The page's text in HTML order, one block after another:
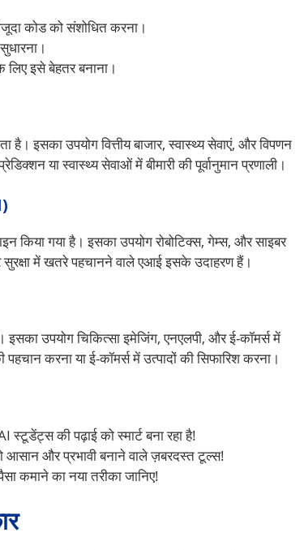
कोड को संशोधित करना।
लिए इसे बेहतर बनाना।
है। इसका उपयोग वित्तीय बाजार, स्वास्थ्य सेवाएं, और विपणन
या स्वास्थ्य सेवाओं में बीमारी की पूर्वानुमान प्रणाली।
गया है। इसका उपयोग रोबोटिक्स, गेम्स, और साइबर
में खतरे पहचानने वाले एआई इसके उदाहरण हैं।
उपयोग चिकित्सा इमेजिंग, एनएलपी, और ई-कॉमर्स में
करना या ई-कॉमर्स में उत्पादों की सिफारिश करना।
की पढ़ाई को स्मार्ट बना रहा है!
आसान और प्रभावी बनाने वाले ज़बरदस्त टूल्स!
कमाने का नया तरीका जानिए!